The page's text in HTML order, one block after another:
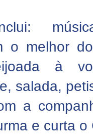
o melhor
à
salada,
a
e curta